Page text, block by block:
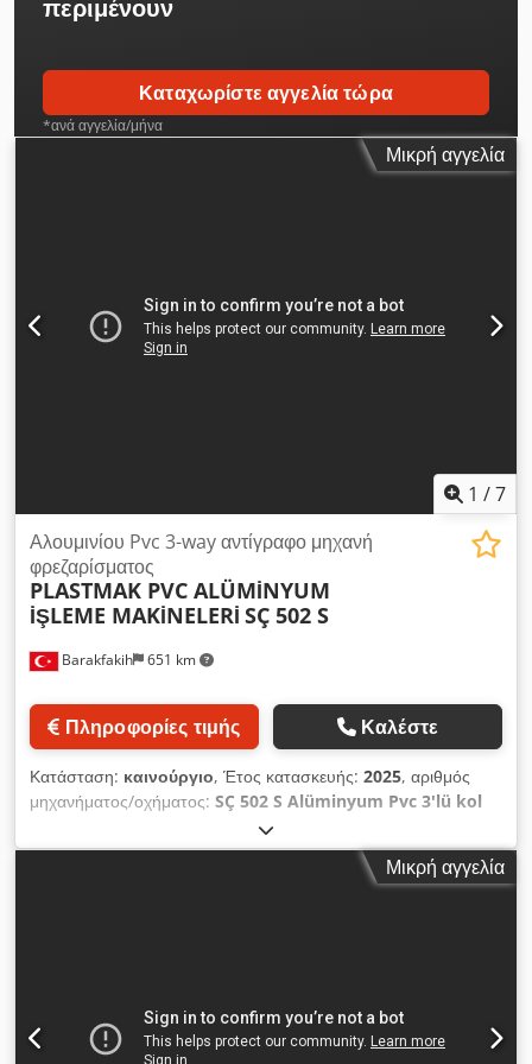
περιμένουν
Καταχωρίστε αγγελία τώρα
*ανά αγγελία/μήνα
Μικρή αγγελία
1 /7
Barakfakih 651 km
Αλουμινίου Pvc 3-way αντίγραφο μηχανή
φρεζαρίσματος
PLASTMAK PVC ALÜMİNYUM
İŞLEME MAKİNELERİ SÇ 502 S
Πληροφορίες τιμής Καλέστε
Κατάσταση: καινούργιο, Έτος κατασκευής: 2025, αριθμός
μηχανήματος/οχήματος: SÇ 502 S Alüminyum Pvc 3'lü kol
yeri delme su tahliye makinesi yüksek frekans motorlu
Συμμορφώνεται με τα πρότυπα CE. Dkjdpfsramz Hox Aa Eer -
Δυνατότητα ανοίγματος θέσεων ασφάλισης, υποδοχών
- Δυνατότητα κατασκευής καθολικού προτύπου προαιρετικού
προτύπου - Δυνατότητα λειτουργίας του συστήματος τριπλής
Μικρή αγγελία